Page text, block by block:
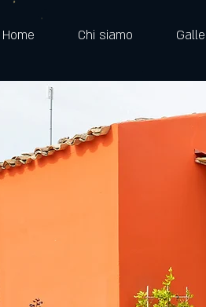
Home Chi siamo